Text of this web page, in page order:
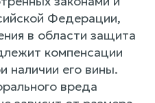
Федерации,
в области защита
компенсации
наличии его вины.
вреда